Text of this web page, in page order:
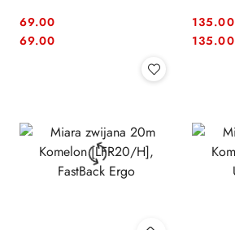
Cena:
69.00
Cena:
69.00 Cena:
135.00
Cena:
135.00